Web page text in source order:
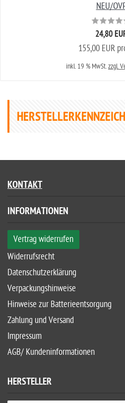
NEU/
24,80
155,00 EUR
inkl. 19 % MwSt.zzgl.
KONTAKT
INFORMATIONEN
Vertrag widerrufen
Widerrufsrecht
Datenschutzerklärung
Verpackungshinweise
Hinweise zur Batterieentsorgung
Zahlung und Versand
Impressum
AGB/ Kundeninformationen
HERSTELLER